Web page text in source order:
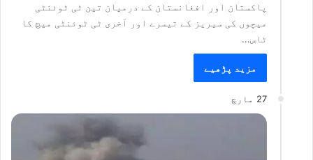
پاکستان اور افغانستان کے درمیان تین ٹی ٹوئنٹی
میچوں کی سیریز کے تیسرے اور آخری ٹی ٹوئنٹی میچ کا
ٹاس…
مزید پڑھیے
27 مارچ